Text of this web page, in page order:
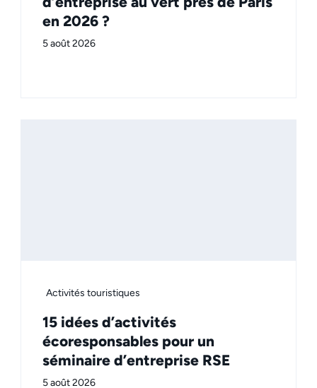
en 2026 ?
5 août 2026
Activités touristiques
15 idées d’activités
écoresponsables pour un
séminaire d’entreprise RSE
5 août 2026